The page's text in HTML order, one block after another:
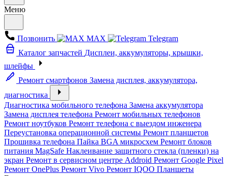
Меню
Позвонить MAX
Telegram
Каталог запчастей Дисплеи, аккумуляторы, крышки,
шлейфы
Ремонт смартфонов Замена дисплея, аккумулятора,
диагностика
Диагностика мобильного телефона Замена аккумулятора
Замена дисплея телефона Ремонт мобильных телефонов
Ремонт ноутбуков Ремонт телефона с выездом инженера
Переустановка операционной системы Ремонт планшетов
Прошивка телефона Пайка BGA микросхем Ремонт блоков
питания MagSafe Наклеивание защитного стекла (пленки) на
экран Ремонт в сервисном центре Addroid Ремонт Google Pixel
Ремонт OnePlus Ремонт Vivo Ремонт IQOO Планшеты